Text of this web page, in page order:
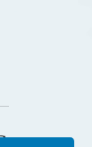
© Geko Union/ Geko Fluid Control GmbH جميع الحقوق محفوظة.